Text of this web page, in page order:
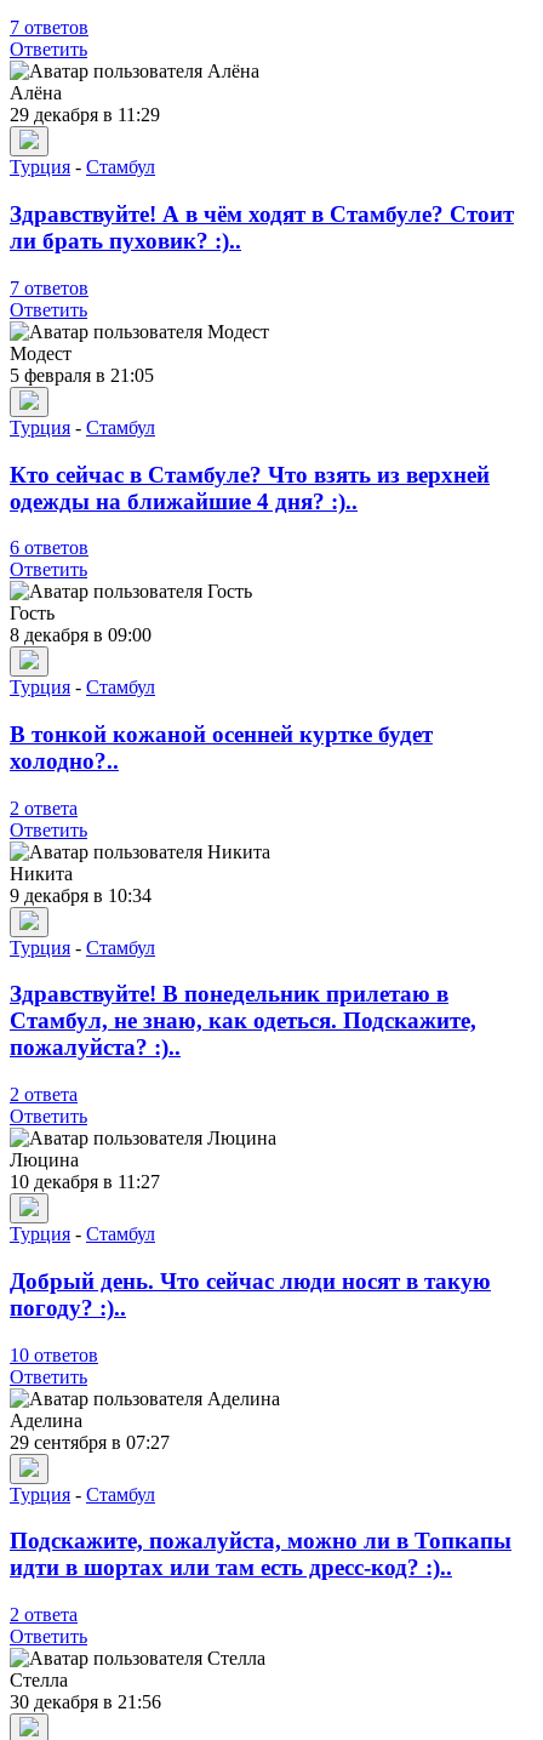
7 ответов
Ответить
Алёна
29 декабря в 11:29
Турция - Стамбул
Здравствуйте! А в чём ходят в Стамбуле? Стоит
ли брать пуховик? :)..
7 ответов
Ответить
Модест
5 февраля в 21:05
Турция - Стамбул
Кто сейчас в Стамбуле? Что взять из верхней
одежды на ближайшие 4 дня? :)..
6 ответов
Ответить
︎Гость
8 декабря в 09:00
Турция - Стамбул
В тонкой кожаной осенней куртке будет
холодно?..
2 ответа
Ответить
Никита
9 декабря в 10:34
Турция - Стамбул
Здравствуйте! В понедельник прилетаю в
Стамбул, не знаю, как одеться. Подскажите,
пожалуйста? :)..
2 ответа
Ответить
Люцина
10 декабря в 11:27
Турция - Стамбул
Добрый день. Что сейчас люди носят в такую
погоду? :)..
10 ответов
Ответить
Аделина
29 сентября в 07:27
Турция - Стамбул
Подскажите, пожалуйста, можно ли в Топкапы
идти в шортах или там есть дресс-код? :)..
2 ответа
Ответить
Стелла
30 декабря в 21:56